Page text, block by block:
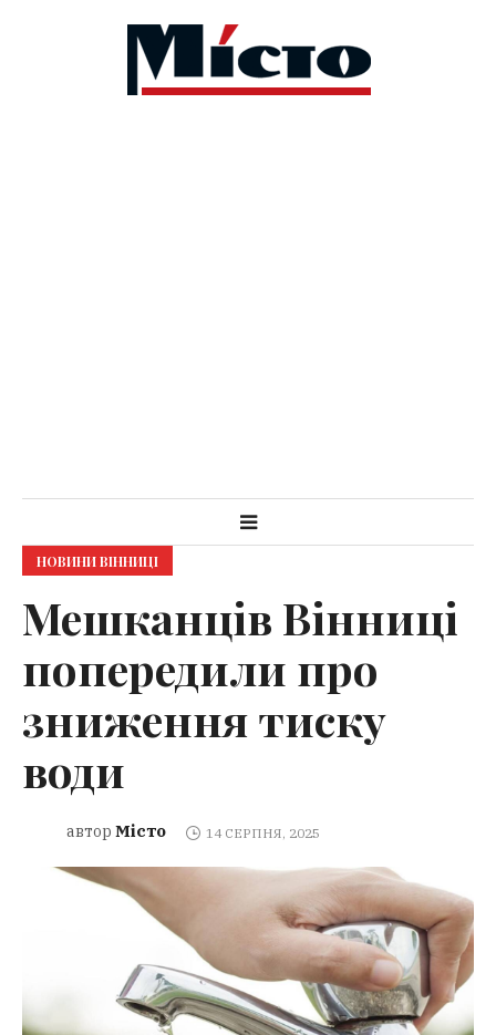
НОВИНИ ВІННИЦІ
Мешканців Вінниці
попередили про
зниження тиску
води
автор Місто 14 СЕРПНЯ, 2025